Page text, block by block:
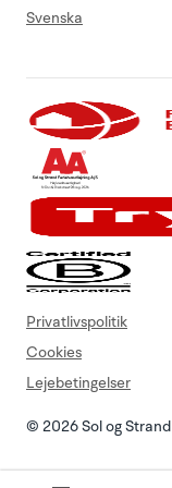
Svenska
© 2026 Sol og Strand
Privatlivspolitik
Cookies
Lejebetingelser